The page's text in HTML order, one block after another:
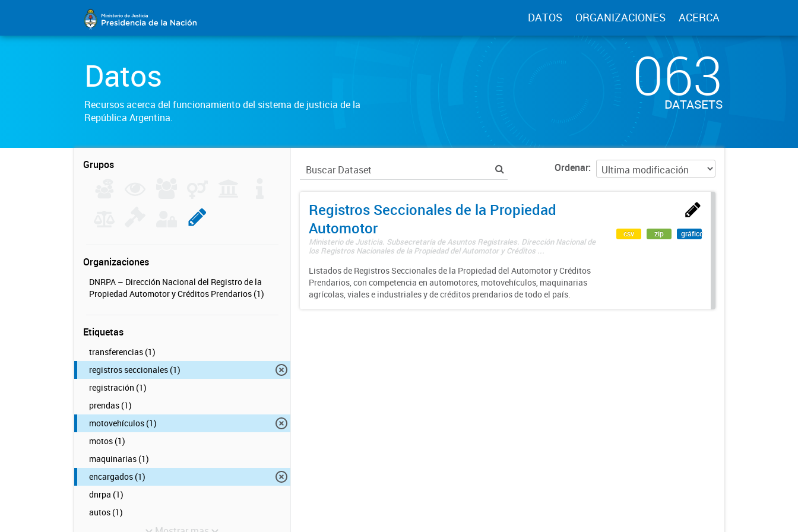
DATOS ORGANIZACIONES ACERCA
Datos
Recursos acerca del funcionamiento del sistema de justicia de la
República Argentina.
063
DATASETS
Grupos
Organizaciones
DNRPA – Dirección Nacional del Registro de la
Propiedad Automotor y Créditos Prendarios (1)
Etiquetas
transferencias (1)
registros seccionales (1)
registración (1)
prendas (1)
motovehículos (1)
motos (1)
maquinarias (1)
encargados (1)
dnrpa (1)
autos (1)
Ordenar
Registros Seccionales de la Propiedad
Automotor
Ministerio de Justicia. Subsecretaría de Asuntos Registrales. Dirección Nacional de
los Registros Nacionales de la Propiedad del Automotor y Créditos ...
Listados de Registros Seccionales de la Propiedad del Automotor y Créditos
Prendarios, con competencia en automotores, motovehículos, maquinarias
agrícolas, viales e industriales y de créditos prendarios de todo el país.
csv zip gráfico